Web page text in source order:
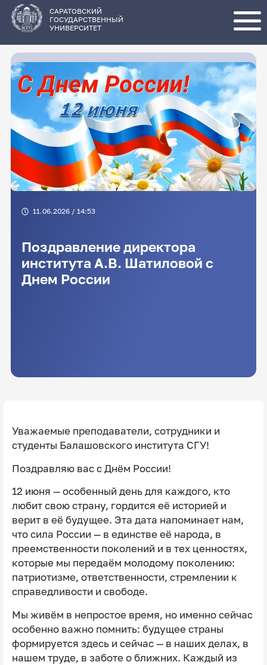
основному
содержанию
САРАТОВСКИЙ
ГОСУДАРСТВЕННЫЙ
УНИВЕРСИТЕТ
11.06.2026 / 14:53
Поздравление директора
института А.В. Шатиловой с
Днем России
Уважаемые преподаватели, сотрудники и
студенты Балашовского института СГУ!
Поздравляю вас с Днём России!
12 июня — особенный день для каждого, кто
любит свою страну, гордится её историей и
верит в её будущее. Эта дата напоминает нам,
что сила России — в единстве её народа, в
преемственности поколений и в тех ценностях,
которые мы передаём молодому поколению:
патриотизме, ответственности, стремлении к
справедливости и свободе.
Мы живём в непростое время, но именно сейчас
особенно важно помнить: будущее страны
формируется здесь и сейчас — в наших делах, в
нашем труде, в заботе о ближних. Каждый из